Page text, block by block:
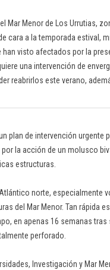
Mar Menor de Los Urrutias,
cara a la temporada estival,
visto afectados por la
una intervención de
reabrirlos este verano,
plan de intervención
la acción de un molusco
estructuras.
norte, especialmente
del Mar Menor. Tan rápida
en apenas 16 semanas
perforado.
Investigación y Mar